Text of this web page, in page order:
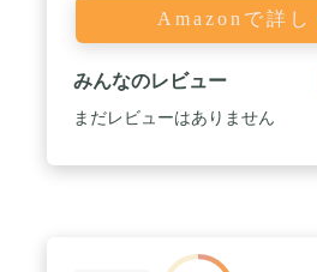
Amazonで詳し
みんなのレビュー
まだレビューはありません